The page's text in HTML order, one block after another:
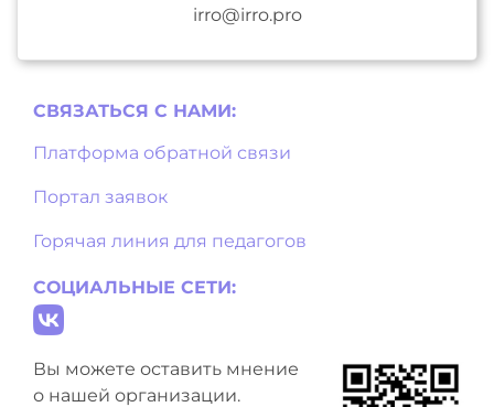
irro@irro.pro
СВЯЗАТЬСЯ С НAМИ:
Платформа обратной связи
Портал заявок
Горячая линия для педагогов
СОЦИАЛЬНЫЕ СЕТИ:
Вы можете оставить мнение
о нашей организации.